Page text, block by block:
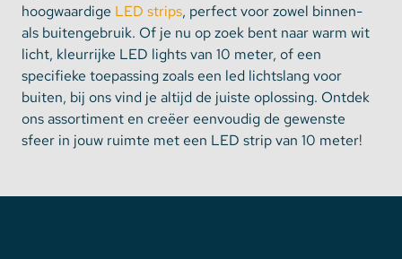
hoogwaardige LED strips, perfect voor zowel binnen-
als buitengebruik. Of je nu op zoek bent naar warm wit
licht, kleurrijke LED lights van 10 meter, of een
specifieke toepassing zoals een led lichtslang voor
buiten, bij ons vind je altijd de juiste oplossing. Ontdek
ons assortiment en creëer eenvoudig de gewenste
sfeer in jouw ruimte met een LED strip van 10 meter!